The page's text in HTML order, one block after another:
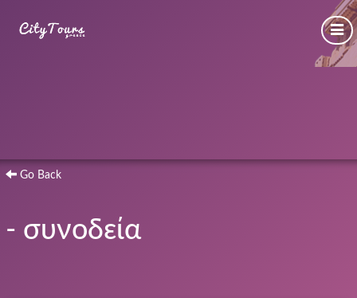
Go Back
- συνοδεία